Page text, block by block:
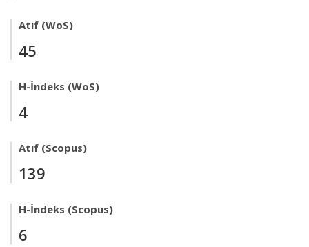
Atıf (WoS)
45
H-İndeks (WoS)
4
Atıf (Scopus)
139
H-İndeks (Scopus)
6